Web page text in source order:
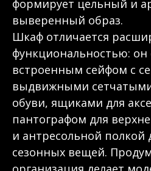
формирует цельный и
выверенный образ.
Шкаф отличается
функциональностью:
встроенным сейфом с
выдвижными
обуви, ящиками для
пантографом для
и антресольной полкой
сезонных вещей.